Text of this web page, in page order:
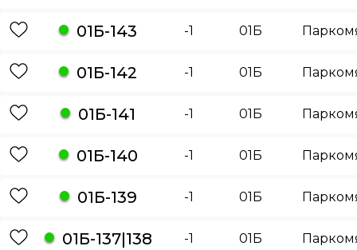
01Б-143 -1 01Б
01Б-142 -1 01Б
01Б-141 -1 01Б
01Б-140 -1 01Б
01Б-139 -1 01Б
01Б-137|138 -1 01Б